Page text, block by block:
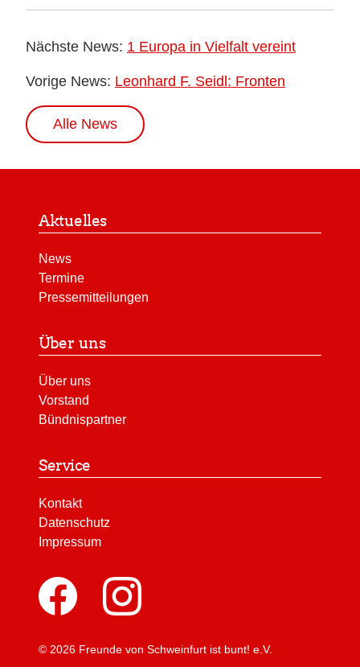
Nächste News: 1 Europa in Vielfalt vereint
Vorige News: Leonhard F. Seidl: Fronten
Alle News
Aktuelles
News
Termine
Pressemitteilungen
Über uns
Über uns
Vorstand
Bündnispartner
Service
Kontakt
Datenschutz
Impressum
© 2026 Freunde von Schweinfurt ist bunt! e.V.